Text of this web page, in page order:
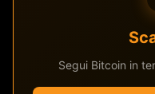
Segui Bitcoin in